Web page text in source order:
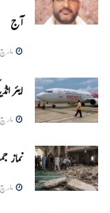
آج
مارچ 31, 2026
ایئر انڈیاکی 78 اضافی
مارچ 8, 2026
نماز
مارچ 7, 2026